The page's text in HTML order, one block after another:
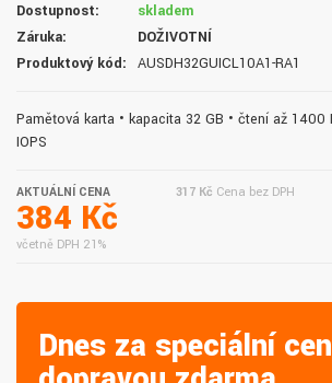
Dostupnost:
skladem
Záruka:
DOŽIVOTNÍ
Produktový kód:
AUSDH32GUICL10A1-RA1
Paměťová karta • kapacita 32 GB • čtení až 1400
IOPS
AKTUÁLNÍ CENA
384 Kč
včetně DPH 21%
317 Kč Cena bez DPH
Dnes za speciální